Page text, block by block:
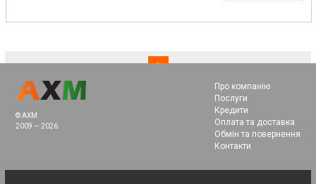
1(current)
© AXM
2009 — 2026
Про компанію
Послуги
Кредити
Оплата та доставка
Обмін та повернення
Контакти